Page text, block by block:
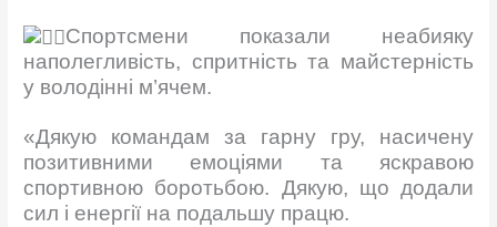
Спортсмени показали неабияку
наполегливість, спритність та майстерність
у володінні м’ячем.
«Дякую командам за гарну гру, насичену
позитивними емоціями та яскравою
спортивною боротьбою. Дякую, що додали
сил і енергії на подальшу працю.